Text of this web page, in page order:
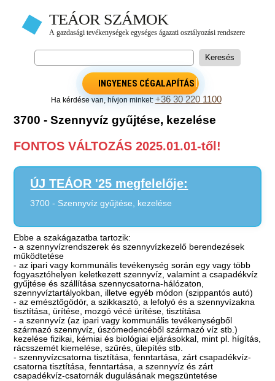
INGYENES CÉGALAPÍTÁS
Ha kérdése van, hívjon minket:+36 30 220 1100
3700 - Szennyvíz gyűjtése, kezelése
FONTOS VÁLTOZÁS 2025.01.01-től!
ÚJ TEÁOR '25 megfelelője:
3700 - Szennyvíz gyűjtése, kezelése
Ebbe a szakágazatba tartozik:
- a szennyvízrendszerek és szennyvízkezelő berendezések
működtetése
- az ipari vagy kommunális tevékenység során egy vagy több
fogyasztóhelyen keletkezett szennyvíz, valamint a csapadékvíz
gyűjtése és szállítása szennycsatorna-hálózaton,
szennyvíztartályokban, illetve egyéb módon (szippantós autó)
- az emésztőgödör, a szikkasztó, a lefolyó és a szennyvízakna
tisztítása, ürítése, mozgó vécé ürítése, tisztítása
- a szennyvíz (az ipari vagy kommunális tevékenységből
származó szennyvíz, úszómedencéből származó víz stb.)
kezelése fizikai, kémiai és biológiai eljárásokkal, mint pl. hígítás,
rácsszemét kiemelése, szűrés, ülepítés stb.
- szennyvízcsatorna tisztítása, fenntartása, zárt csapadékvíz-
csatorna tisztítása, fenntartása, a szennyvíz és zárt
csapadékvíz-csatornák dugulásának megszüntetése